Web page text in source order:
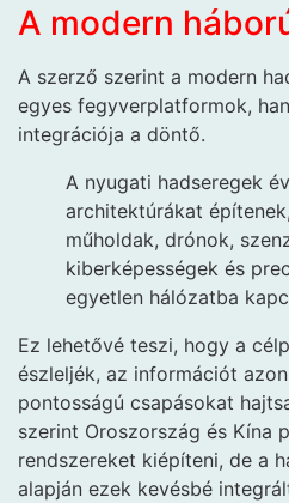
A modern
A szerző szerint a modern
egyes fegyverplatformok,
integrációja a döntő.
A nyugati hadseregek
architektúrákat
műholdak, drónok,
kiberképességek és
egyetlen hálózatba
Ez lehetővé teszi, hogy a
észleljék, az információt
pontosságú csapásokat
szerint Oroszország és Kína
rendszereket kiépíteni, de a
alapján ezek kevésbé